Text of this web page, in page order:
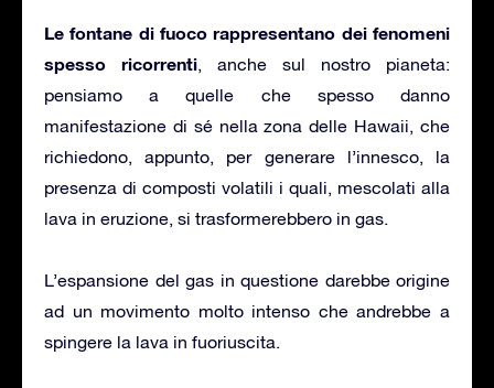
Le fontane di fuoco rappresentano dei fenomeni
spesso ricorrenti, anche sul nostro pianeta:
pensiamo a quelle che spesso danno
manifestazione di sé nella zona delle Hawaii, che
richiedono, appunto, per generare l’innesco, la
presenza di composti volatili i quali, mescolati alla
lava in eruzione, si trasformerebbero in gas.
L’espansione del gas in questione darebbe origine
ad un movimento molto intenso che andrebbe a
spingere la lava in fuoriuscita.